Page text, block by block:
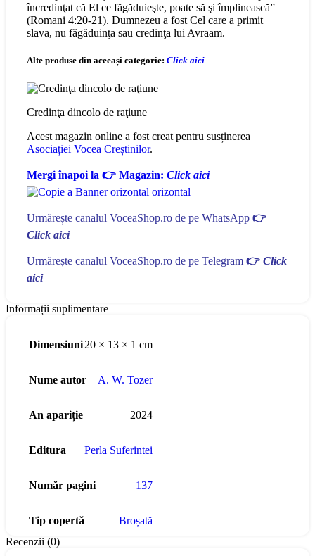
încredinţat că El ce făgăduieşte, poate să şi împlinească”
(Romani 4:20-21). Dumnezeu a fost Cel care a primit
slava, nu făgăduinţa sau credinţa lui Avraam.
Alte produse din aceeași categorie: Click aici
Credinţa dincolo de raţiune
Acest magazin online a fost creat pentru susținerea
Asociației Vocea Creștinilor.
Mergi înapoi la 👉 Magazin: Click aici
Urmărește canalul VoceaShop.ro de pe WhatsApp 👉
Click aici
Urmărește canalul VoceaShop.ro de pe Telegram 👉 Click
aici
Informații suplimentare
Dimensiuni20 × 13 × 1 cm
Nume autor A. W. Tozer
An apariție 2024
Editura Perla Suferintei
Număr pagini 137
Tip copertă
Broșată
Recenzii (0)